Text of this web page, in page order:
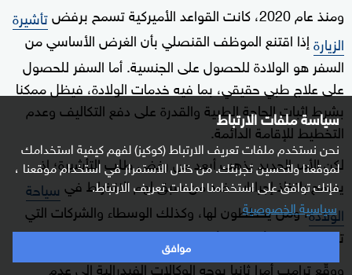
سياسة ملفات الارتباط
نحن نستخدم ملفات تعريف الارتباط (كوكيز) لفهم كيفية استخدامك
لموقعنا ولتحسين تجربتك. من خلال الاستمرار في استخدام موقعنا ،
فإنك توافق على استخدامنا لملفات تعريف الارتباط.
سياسية الخصوصية
موافق
ومنذ عام 2020، كانت القواعد الأميركية تسمح برفض
تأشيرة
الزيارةإذا اقتنع الموظف القنصلي بأن الغرض الأساسي من
السفر هو الولادة للحصول على الجنسية. أما السفر للحصول
على علاج طبي حقيقي، بما فيه خدمات الولادة، فيظل ممكنا
بشرط إثبات الحاجة الطبية والقدرة على دفع التكاليف وعدم
التخطيط للإقامة الدائمة.
لكن الأمر الجديد يذهب أبعد من رفض طلب التأشيرة؛ إذ
يسمح باتخاذ إجراءات ضد من سبق لهم الانخراط فيسياحة
الولادة، ومن يخططون لها، وكذلك الوسطاء والشركات التي
تمول الرحلات أو ترتبها أو تسوقها.
ووقّع ترامب أمرا ثانيا يوجه الوكالات الفيدرالية إلى عدم